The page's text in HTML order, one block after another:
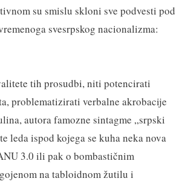
su smislu skloni sve podvesti pod
svesrpskog nacionalizma:
tih prosudbi, niti potencirati
problematizirati verbalne akrobacije
autora famozne sintagme „srpski
leda ispod kojega se kuha neka nova
3.0 ili pak o bombastičnim
na tabloidnom žutilu i